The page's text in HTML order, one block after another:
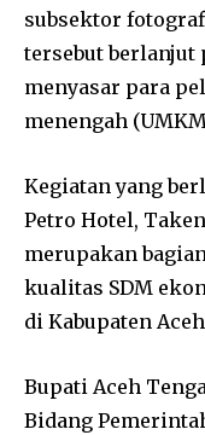
subsektor
tersebut berlanjut
menyasar para
menengah
Kegiatan yang
Petro Hotel,
merupakan
kualitas SDM
di Kabupaten
Bupati Aceh
Bidang